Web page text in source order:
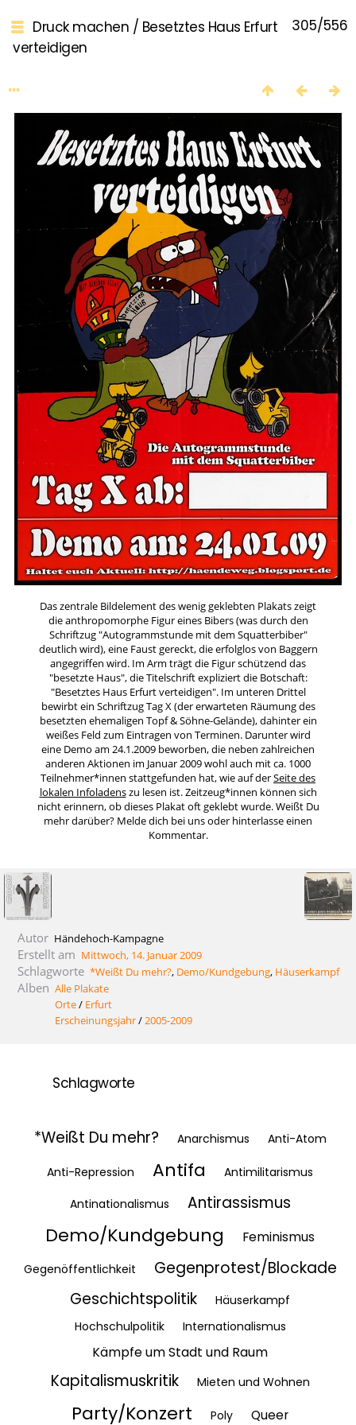
305/556
Druck machen / Besetztes Haus Erfurt
verteidigen
Das zentrale Bildelement des wenig geklebten Plakats zeigt
die anthropomorphe Figur eines Bibers (was durch den
Schriftzug "Autogrammstunde mit dem Squatterbiber"
deutlich wird), eine Faust gereckt, die erfolglos von Baggern
angegriffen wird. Im Arm trägt die Figur schützend das
"besetzte Haus", die Titelschrift expliziert die Botschaft:
"Besetztes Haus Erfurt verteidigen". Im unteren Drittel
bewirbt ein Schriftzug Tag X (der erwarteten Räumung des
besetzten ehemaligen Topf & Söhne-Gelände), dahinter ein
weißes Feld zum Eintragen von Terminen. Darunter wird
eine Demo am 24.1.2009 beworben, die neben zahlreichen
anderen Aktionen im Januar 2009 wohl auch mit ca. 1000
Teilnehmer*innen stattgefunden hat, wie auf derSeite des
lokalen Infoladenszu lesen ist. Zeitzeug*innen können sich
nicht erinnern, ob dieses Plakat oft geklebt wurde. Weißt Du
mehr darüber? Melde dich bei uns oder hinterlasse einen
Kommentar.
Autor Händehoch-Kampagne
Erstellt am Mittwoch, 14. Januar 2009
Schlagworte *Weißt Du mehr?, Demo/Kundgebung, Häuserkampf
Alben Alle Plakate
Orte/ Erfurt
Erscheinungsjahr/2005-2009
Schlagworte
*Weißt Du mehr? Anarchismus Anti-Atom
Anti-Repression Antifa
Antimilitarismus
Antinationalismus
Antirassismus
Demo/Kundgebung Feminismus
Gegenöffentlichkeit
Gegenprotest/Blockade
Geschichtspolitik
Häuserkampf
Hochschulpolitik
Internationalismus
Kämpfe um Stadt und Raum
Kapitalismuskritik Mieten und Wohnen
Party/Konzert Poly Queer